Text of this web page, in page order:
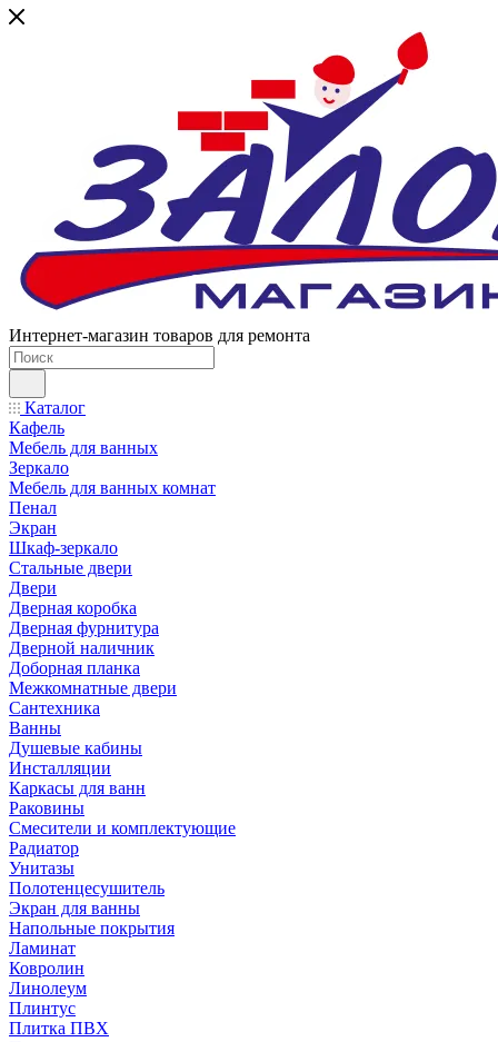
Интернет-магазин товаров для ремонта
Каталог
Кафель
Мебель для ванных
Зеркало
Мебель для ванных комнат
Пенал
Экран
Шкаф-зеркало
Стальные двери
Двери
Дверная коробка
Дверная фурнитура
Дверной наличник
Доборная планка
Межкомнатные двери
Сантехника
Ванны
Душевые кабины
Инсталляции
Каркасы для ванн
Раковины
Смесители и комплектующие
Радиатор
Унитазы
Полотенцесушитель
Экран для ванны
Напольные покрытия
Ламинат
Ковролин
Линолеум
Плинтус
Плитка ПВХ